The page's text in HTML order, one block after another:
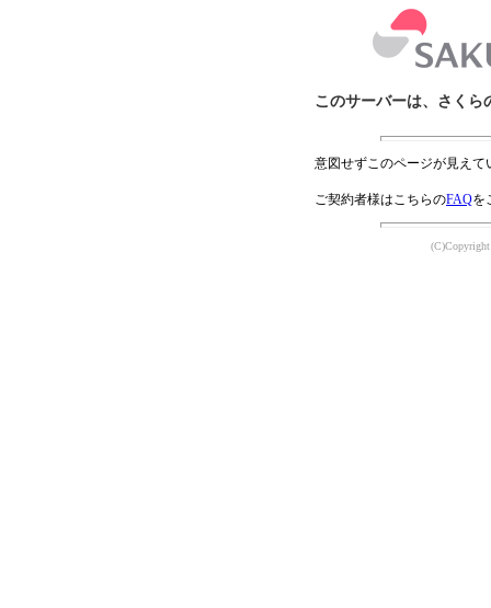
このサーバーは、さくら
意図せずこのページが見え
ご契約者様はこちらのFAQを